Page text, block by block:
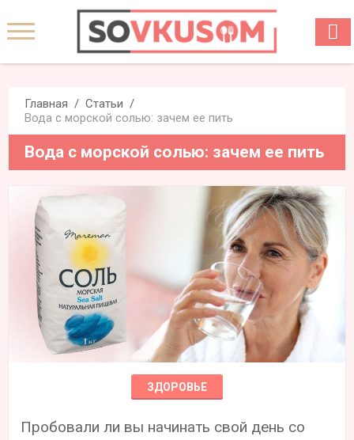
Главная
Статьи
Вода с морской солью: зачем ее пить
Вода с морской солью: зачем ее пить
ЗДОРОВЬЕ
Пробовали ли вы начинать свой день со